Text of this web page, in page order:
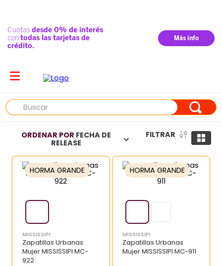
Buscar
ORDENAR POR FECHA DE
RELEASE
FILTRAR
HORMA GRANDE
MISSISSIPI
Zapatillas Urbanas
Mujer MISSISSIPI MC-
922
HORMA GRANDE
MISSISSIPI
Zapatillas Urbanas
Mujer MISSISSIPI MC-911